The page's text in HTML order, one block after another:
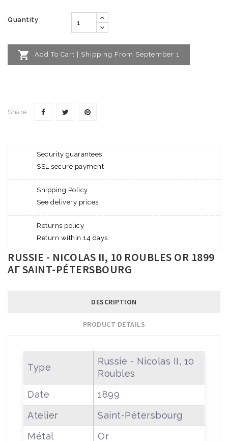
Quantity
 Add To Cart | Shipping From September 1
Share
Security guarantees
SSL secure payment
Shipping Policy
See delivery prices
Returns policy
Return within 14 days
RUSSIE - NICOLAS II, 10 ROUBLES OR 1899
АГ SAINT-PÉTERSBOURG
DESCRIPTION
PRODUCT DETAILS
Type
Russie - Nicolas II, 10
Roubles
Date
1899
Atelier
Saint-Pétersbourg
Métal
Or